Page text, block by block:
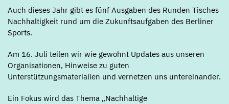
Auch dieses Jahr gibt es fünf Ausgaben des Runden Tisches
Nachhaltigkeit rund um die Zukunftsaufgaben des Berliner
Sports.
Am 16. Juli teilen wir wie gewohnt Updates aus unseren
Organisationen, Hinweise zu guten
Unterstützungsmaterialien und vernetzen uns untereinander.
Ein Fokus wird das Thema „Nachhaltige